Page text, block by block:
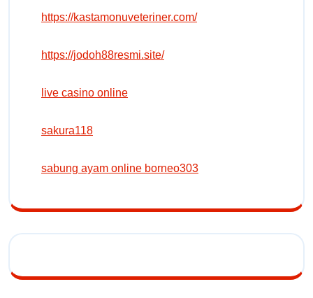
https://kastamonuveteriner.com/
https://jodoh88resmi.site/
live casino online
sakura118
sabung ayam online borneo303